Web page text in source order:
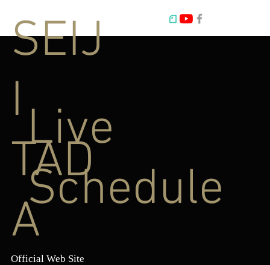
Live
Schedule
SEIJ
I
TAD
A
Official Web Site